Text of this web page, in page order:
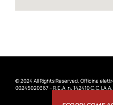
© 2024 All Rights Reserved, Officina
00245020367 – R.E.A. n. 142410 C.C.I.A.A.